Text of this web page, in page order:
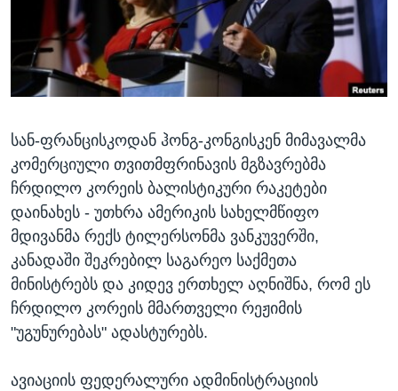
ᲡᲢᲣᲓᲘᲐ ᲕᲐᲨᲘᲜᲒᲢᲝᲜᲘ
ᲔᲙᲝᲜᲝᲛᲘᲙᲐ
ᲯᲐᲜᲛᲠᲗᲔᲚᲝᲑᲐ
ᲛᲔᲪᲜᲘᲔᲠᲔᲑᲐ
ᲙᲣᲚᲢᲣᲠᲐ
ᲒᲐᲚᲘᲚᲔᲝ
ᲓᲔᲖᲘᲜᲤᲝᲠᲛᲐᲪᲘᲐ
Learning English
ᲗᲕᲐᲚᲘ ᲒᲕᲐᲓᲔᲕᲜᲔᲗ
ენები
სან-ფრანცისკოდან ჰონგ-კონგისკენ მიმავალმა
კომერციული თვითმფრინავის მგზავრებმა
ჩრდილო კორეის ბალისტიკური რაკეტები
დაინახეს - უთხრა ამერიკის სახელმწიფო
მდივანმა რექს ტილერსონმა ვანკუვერში,
კანადაში შეკრებილ საგარეო საქმეთა
მინისტრებს და კიდევ ერთხელ აღნიშნა, რომ ეს
ჩრდილო კორეის მმართველი რეჟიმის
"უგუნურებას" ადასტურებს.
ავიაციის ფედერალური ადმინისტრაციის